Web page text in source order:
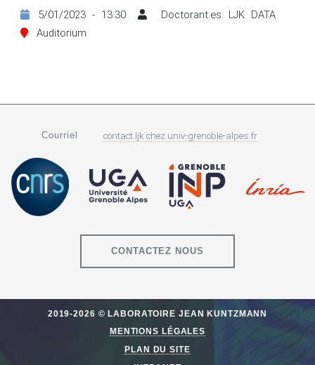
5/01/2023 - 13:30
Doctorant.es LJK DATA
Auditorium
Courriel contact.ljk chez univ-grenoble-alpes.fr
CONTACTEZ NOUS
2019-2026 © LABORATOIRE JEAN KUNTZMANN
MENTIONS LÉGALES
PLAN DU SITE